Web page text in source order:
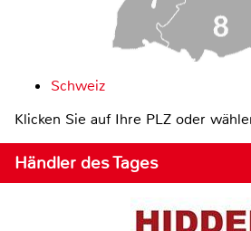
Schweiz
Klicken Sie auf Ihre PLZ oder
Händler des Tages